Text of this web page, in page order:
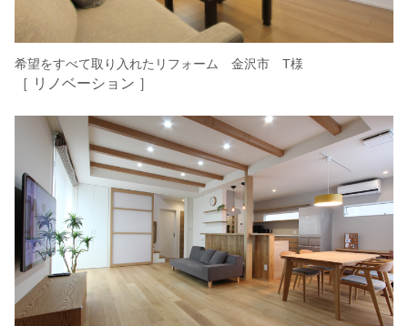
希望をすべて取り入れたリフォーム 金沢市 T様
［ リノベーション ］